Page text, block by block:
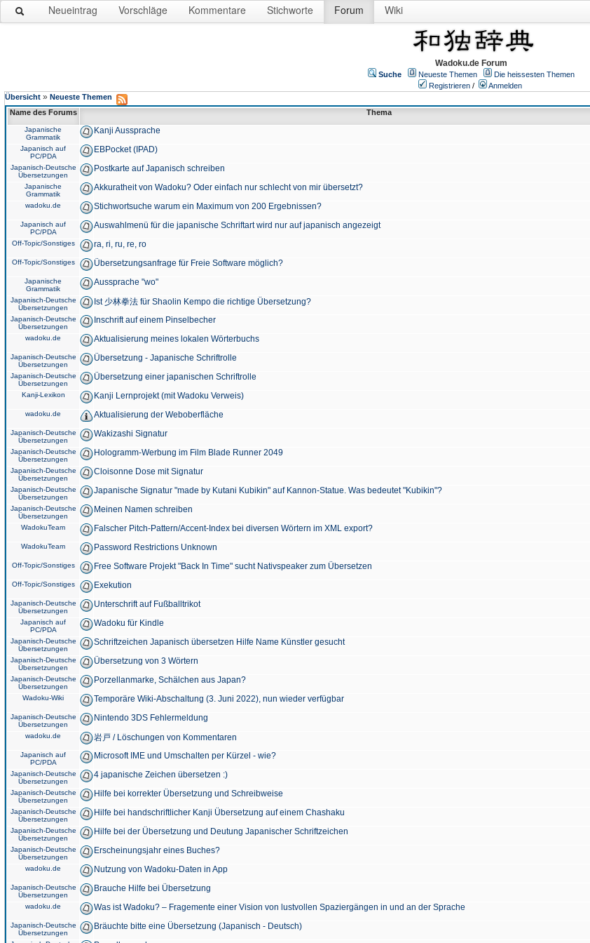
Neueintrag Vorschläge Kommentare Stichworte Forum Wiki
Wadoku.de Forum
Suche Neueste Themen
Die heissesten Themen
Registrieren /
Anmelden
Übersicht » Neueste Themen
Name des Forums
Thema
Japanische
Grammatik
Kanji Aussprache
Japanisch auf
PC/PDA
EBPocket (IPAD)
Japanisch-Deutsche
Übersetzungen
Postkarte auf Japanisch schreiben
Japanische
Grammatik
Akkuratheit von Wadoku? Oder einfach nur schlecht von mir übersetzt?
wadoku.de Stichwortsuche warum ein Maximum von 200 Ergebnissen?
Japanisch auf
PC/PDA
Auswahlmenü für die japanische Schriftart wird nur auf japanisch angezeigt
Off-Topic/Sonstiges ra, ri, ru, re, ro
Off-Topic/Sonstiges Übersetzungsanfrage für Freie Software möglich?
Japanische
Grammatik
Aussprache "wo"
Japanisch-Deutsche
Übersetzungen
Ist 少林拳法 für Shaolin Kempo die richtige Übersetzung?
Japanisch-Deutsche
Übersetzungen
Inschrift auf einem Pinselbecher
wadoku.de Aktualisierung meines lokalen Wörterbuchs
Japanisch-Deutsche
Übersetzungen
Übersetzung - Japanische Schriftrolle
Japanisch-Deutsche
Übersetzungen
Übersetzung einer japanischen Schriftrolle
Kanji-Lexikon Kanji Lernprojekt (mit Wadoku Verweis)
wadoku.de Aktualisierung der Weboberfläche
Japanisch-Deutsche
Übersetzungen
Wakizashi Signatur
Japanisch-Deutsche
Übersetzungen
Hologramm-Werbung im Film Blade Runner 2049
Japanisch-Deutsche
Übersetzungen
Cloisonne Dose mit Signatur
Japanisch-Deutsche
Übersetzungen
Japanische Signatur "made by Kutani Kubikin" auf Kannon-Statue. Was bedeutet "Kubikin"?
Japanisch-Deutsche
Übersetzungen
Meinen Namen schreiben
WadokuTeam Falscher Pitch-Pattern/Accent-Index bei diversen Wörtern im XML export?
WadokuTeam Password Restrictions Unknown
Off-Topic/Sonstiges Free Software Projekt "Back In Time" sucht Nativspeaker zum Übersetzen
Off-Topic/Sonstiges Exekution
Japanisch-Deutsche
Übersetzungen
Unterschrift auf Fußballtrikot
Japanisch auf
PC/PDA
Wadoku für Kindle
Japanisch-Deutsche
Übersetzungen
Schriftzeichen Japanisch übersetzen Hilfe Name Künstler gesucht
Japanisch-Deutsche
Übersetzungen
Übersetzung von 3 Wörtern
Japanisch-Deutsche
Übersetzungen
Porzellanmarke, Schälchen aus Japan?
Wadoku-Wiki Temporäre Wiki-Abschaltung (3. Juni 2022), nun wieder verfügbar
Japanisch-Deutsche
Übersetzungen
Nintendo 3DS Fehlermeldung
wadoku.de 岩戸 / Löschungen von Kommentaren
Japanisch auf
PC/PDA
Microsoft IME und Umschalten per Kürzel - wie?
Japanisch-Deutsche
Übersetzungen
4 japanische Zeichen übersetzen :)
Japanisch-Deutsche
Übersetzungen
Hilfe bei korrekter Übersetzung und Schreibweise
Japanisch-Deutsche
Übersetzungen
Hilfe bei handschriftlicher Kanji Übersetzung auf einem Chashaku
Japanisch-Deutsche
Übersetzungen
Hilfe bei der Übersetzung und Deutung Japanischer Schriftzeichen
Japanisch-Deutsche
Übersetzungen
Erscheinungsjahr eines Buches?
wadoku.de Nutzung von Wadoku-Daten in App
Japanisch-Deutsche
Übersetzungen
Brauche Hilfe bei Übersetzung
wadoku.de Was ist Wadoku? – Fragemente einer Vision von lustvollen Spaziergängen in und an der Sprache
Japanisch-Deutsche
Übersetzungen
Bräuchte bitte eine Übersetzung (Japanisch - Deutsch)